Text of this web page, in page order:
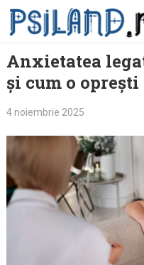
Skip
Anxietatea
și cum o oprești
4 noiembrie 2025